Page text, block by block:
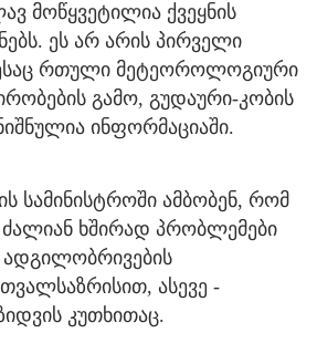
მოწყვეტილია ქვეყნის
ეს არ არის პირველი
რთული მეტეოროლოგიური
გამო, გუდაური-კობის
ინფორმაციაში.
სამინისტროში ამბობენ, რომ
ხშირად პრობლემები
ასევე -
კუთხითაც.